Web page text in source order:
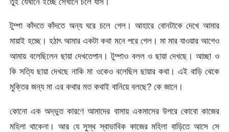
টুম্পা কাঁদতে কাঁদতে অন্য ঘরে চলে গেল। আহারে বোনটাকে দেখে আমার
মায়াই হচ্ছে। হঠাৎ আমার একটা কথা মনে পরে গেল। মা মার যাওয়ার আগেও
আমায় বলেছিলেন ছায়া দেখতেপান। টুম্পাও বলল ও ছায়া দেখছে। আচ্ছা ও
কি সত্যি ছায়া দেখছে নাকি মা ওকেও বলেছিল ছায়ার কথা। এই বাড়ি থেকে
মুক্তির জন্য মা এর কথার মত কথাই বানিয়ে বলছে? কে জানে।
কোনো এক অদ্ভুত কারণে আমাদের বাসায় একমাসের উপরে কোবো কাজের
মহিলা থাকেনা। আর যে সুস্থ স্বাভাবিক কাজের মহিলা বাড়িতে আসে সে